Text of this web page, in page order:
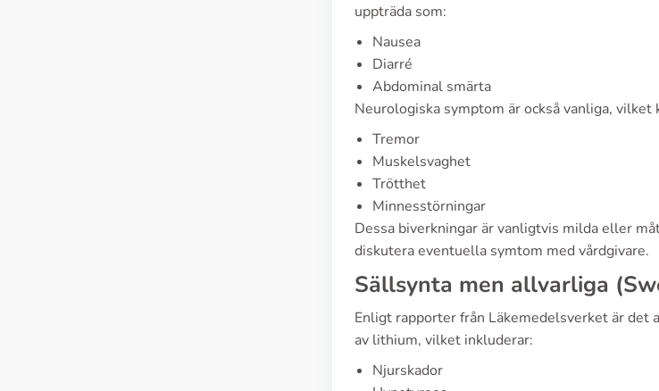
uppträda som:
Nausea
Diarré
Abdominal smärta
Neurologiska symptom är också vanliga, vilket
Tremor
Muskelsvaghet
Trötthet
Minnesstörningar
Dessa biverkningar är vanligtvis milda eller
diskutera eventuella symtom med vårdgivare.
Sällsynta men allvarliga
Enligt rapporter från Läkemedelsverket är det
av lithium, vilket inkluderar:
Njurskador